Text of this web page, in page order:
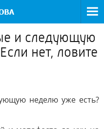
и следующую
нет, ловите
неделю уже есть?